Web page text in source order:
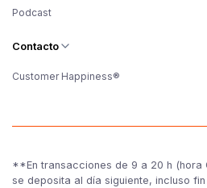
Podcast
Contacto
Customer Happiness®
**En transacciones de 9 a 20 h (hora
se deposita al día siguiente, incluso